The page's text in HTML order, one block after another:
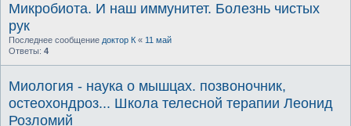
Микробиота. И наш иммунитет. Болезнь чистых
рук
Последнее сообщение доктор К « 11 май
Ответы: 4
Миология - наука о мышцах. позвоночник,
остеохондроз... Школа телесной терапии Леонид
Розломий